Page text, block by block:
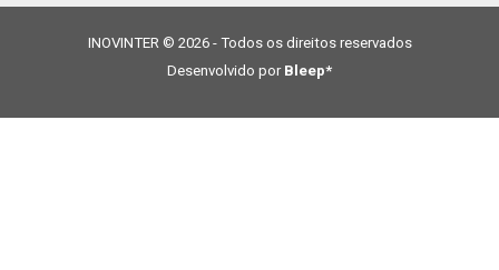
INOVINTER © 2026 - Todos os direitos reservados
Desenvolvido por Bleep*